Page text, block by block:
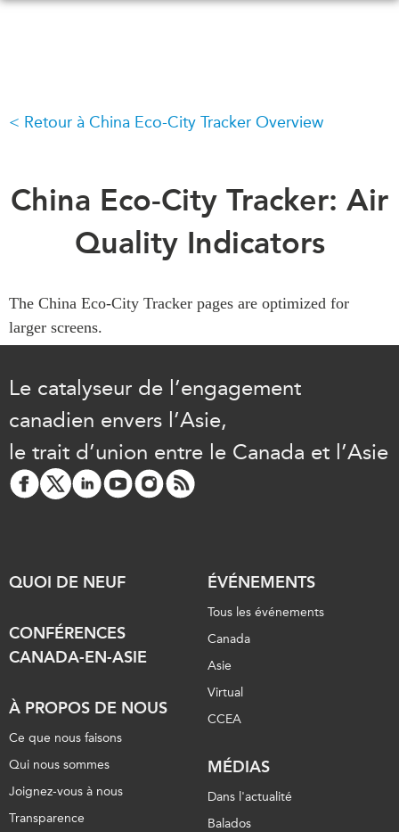
QUOI DE NEUF
CANADA-EN-ASIE
À PROPOS DE
Ce que nous faisons
Qui nous sommes
Transparence
Rapports Annuels
RECHERCHE
Toutes les publications
Asie du Sud
CPTPP Portal
Bourses
PROGRAMMES
Initiative indo-pacifique
Dialogues et tables rondes
Centre sur les minéraux
ÉVÉNEMENTS
Canada
Asie
Virtual
MÉDIAS
Dans l'actualité
Vidéos
Communiqués
Nos Experts
Perspectives
Dépêches
Rapports et notes de
Sondages
Séries spéciales
Pleins feux
Retour à China Eco-City Tracker Overview
China Eco-City Tracker: Air
Quality Indicators
The China Eco-City Tracker pages are optimized for
larger screens.
Le catalyseur de l’engagement
canadien envers l’Asie,
le trait d’union entre le Canada et l’Asie
QUOI DE NEUF
CONFÉRENCES
CANADA-EN-ASIE
À PROPOS DE NOUS
Ce que nous faisons
Qui nous sommes
Joignez-vous à nous
Transparence
ÉVÉNEMENTS
Tous les événements
Canada
Asie
Virtual
CCEA
MÉDIAS
Dans l'actualité
Balados